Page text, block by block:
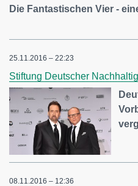
Die Fantastischen Vier -
25.11.2016 – 22:23
Stiftung Deutscher
08.11.2016 – 12:36